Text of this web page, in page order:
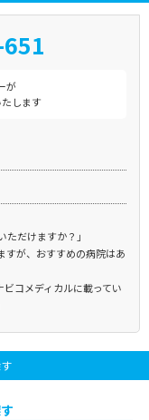
が
します
ただけますか？」
すが、おすすめの病院はあ
ビコメディカルに載ってい